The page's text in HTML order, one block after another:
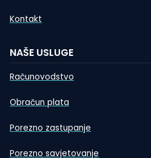
Kontakt
NAŠE USLUGE
Računovodstvo
Obračun plata
Porezno zastupanje
Porezno savjetovanje